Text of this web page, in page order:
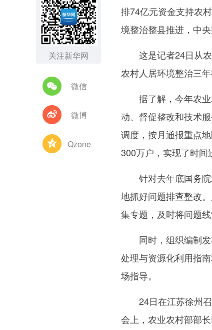
关注新华网
微信
微博
Qzone
排74亿元资金支持农
境整治整县推进，中
这是记者24日从农
农村人居环境整治三年
据了解，今年农业
动、督促整改和技术
调度，按月通报重点
300万户，实现了时间
针对去年底国务院
地抓好问题排查整改
集专题，及时将问题
同时，组织编制发
处理与资源化利用指
场指导。
24日在江苏徐州召
会上，农业农村部部